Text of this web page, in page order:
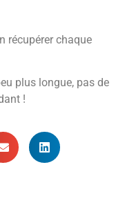
récupérer chaque
plus longue, pas de
!